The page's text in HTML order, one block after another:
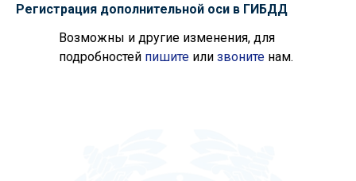
Регистрация дополнительной оси в ГИБДД
Возможны и другие изменения, для
подробностей пишите или звоните нам.